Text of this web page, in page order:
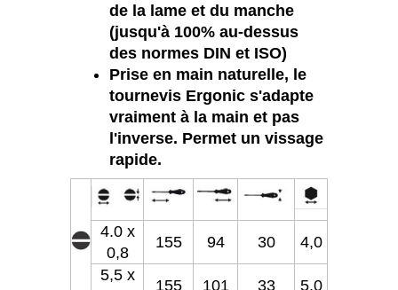
de la lame et du manche
(jusqu'à 100% au-dessus
des normes DIN et ISO)
Prise en main naturelle, le
tournevis Ergonic s'adapte
vraiment à la main et pas
l'inverse. Permet un vissage
rapide.
4.0 x
0,8
155 94 30
4,0
5,5 x
155 101 33 5,0